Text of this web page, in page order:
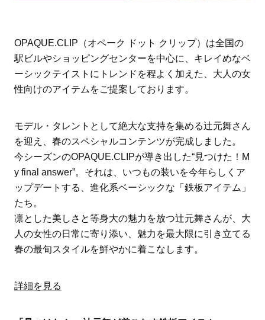
OPAQUE.CLIP（オペーク ドット クリップ）は全国の
駅ビルやショッピングセンターを中心に、キレイめなベ
ーシックテイストにトレンドを程よく加えた、大人の女
性向けのアイテムをご提案しております。
モデル・タレントとして絶大な支持を集める辻元舞さん
を迎え、春のスペシャルコンテンツが完成しました。
今シーズンのOPAQUE.CLIPが導き出した“見つけた！M
y final answer”。それは、いつもの装いを今年らしくア
ップデートする、進化系ベーシックな「鉄板アイテム」
たち。
凛とした美しさと等身大の魅力を放つ辻元舞さんが、大
人の女性の日常に寄り添い、魅力を最大限に引き立てる
春の最旬スタイルを鮮やかに着こなします。
詳細を見る